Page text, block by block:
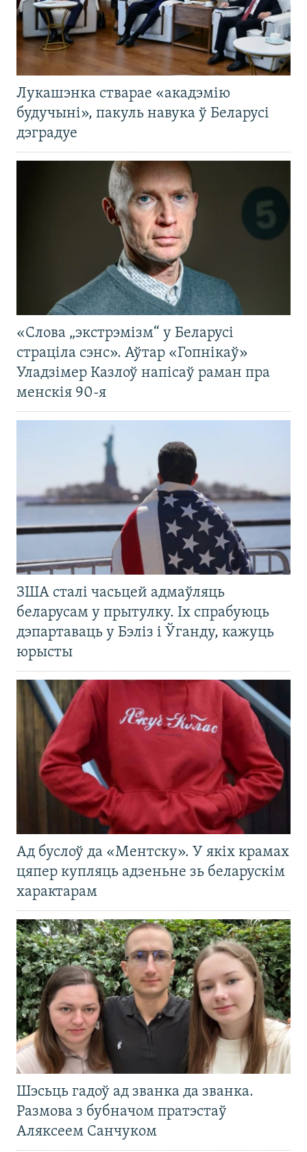
Лукашэнка стварае «акадэмію
будучыні», пакуль навука ў Беларусі
дэградуе
«Слова „экстрэмізм“ у Беларусі
страціла сэнс». Аўтар «Гопнікаў»
Уладзімер Казлоў напісаў раман пра
менскія 90-я
ЗША сталі часьцей адмаўляць
беларусам у прытулку. Іх спрабуюць
дэпартаваць у Бэліз і Ўганду, кажуць
юрысты
Ад буслоў да «Ментску». У якіх крамах
цяпер купляць адзеньне зь беларускім
характарам
Шэсьць гадоў ад званка да званка.
Размова з бубначом пратэстаў
Аляксеем Санчуком